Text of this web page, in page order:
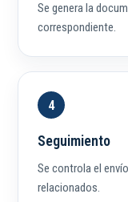
Se genera la
correspondiente.
Seguimiento
Se controla el
relacionados.